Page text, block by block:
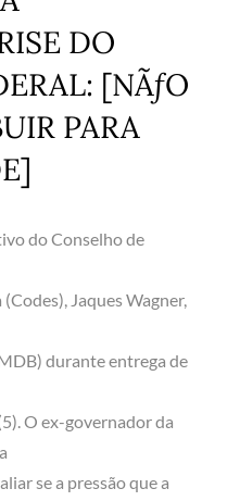
DO
[NÃƒO
PARA
do Conselho de
Jaques Wagner,
durante entrega de
O ex-governador da
se a pressão que a